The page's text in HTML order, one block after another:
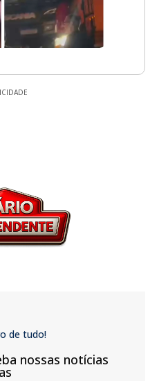
de tudo!
nossas notícias